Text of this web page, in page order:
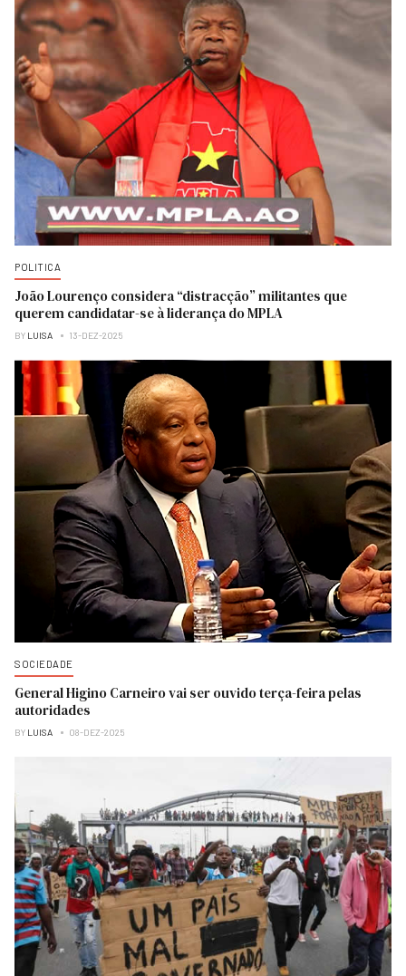
POLITICA
João Lourenço considera “distracção” militantes que
querem candidatar-se à liderança do MPLA
BY LUISA 13-DEZ-2025
SOCIEDADE
General Higino Carneiro vai ser ouvido terça-feira pelas
autoridades
BY LUISA 08-DEZ-2025